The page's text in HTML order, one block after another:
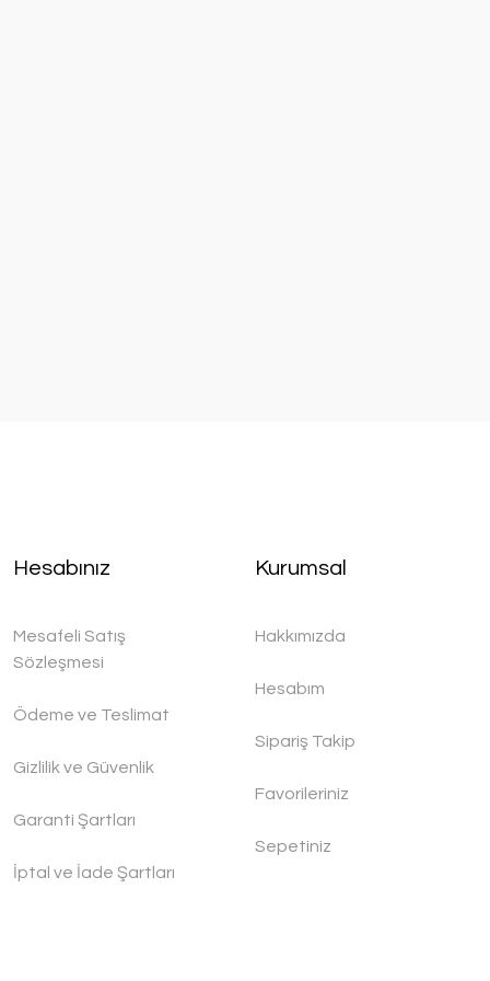
Hesabınız
Mesafeli Satış
Sözleşmesi
Ödeme ve Teslimat
Gizlilik ve Güvenlik
Garanti Şartları
İptal ve İade Şartları
Kurumsal
Hakkımızda
Hesabım
Sipariş Takip
Favorileriniz
Sepetiniz